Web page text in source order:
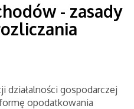
- zasady
działalności gospodarczej
opodatkowania